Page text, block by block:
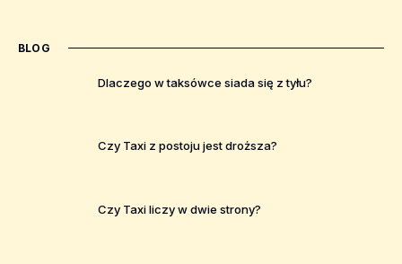
BLOG
Dlaczego w taksówce siada się z tyłu?
Czy Taxi z postoju jest droższa?
Czy Taxi liczy w dwie strony?